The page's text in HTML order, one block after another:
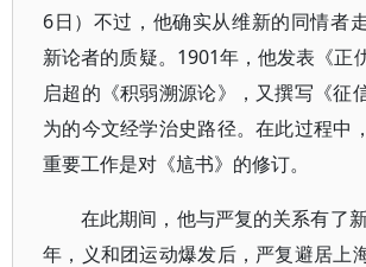
6日）不过，他确实从维新的同情者
新论者的质疑。1901年，他发表《正
启超的《积弱溯源论》，又撰写《征
为的今文经学治史路径。在此过程中
重要工作是对《訄书》的修订。
在此期间，他与严复的关系有了
年，义和团运动爆发后，严复避居上